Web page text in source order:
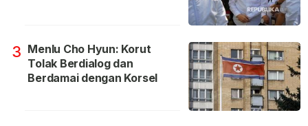
3 Menlu Cho Hyun: Korut
Tolak Berdialog dan
Berdamai dengan Korsel